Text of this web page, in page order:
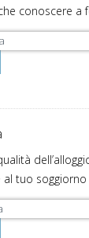
conoscere a
tuo soggiorno